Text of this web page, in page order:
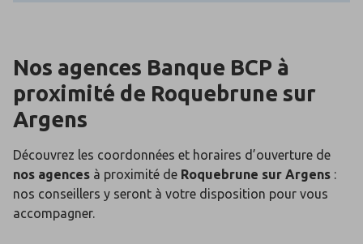
Nos agences Banque BCP à
proximité de Roquebrune sur
Argens
Découvrez les coordonnées et horaires d’ouverture de
nos agences à proximité de Roquebrune sur Argens :
nos conseillers y seront à votre disposition pour vous
accompagner.